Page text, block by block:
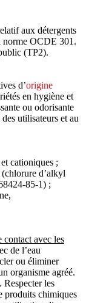
aux détergents
norme OCDE 301.
(TP2).
d’origine
en hygiène et
ou odorisante
utilisateurs et au
cationiques ;
d’alkyl
85-1) ;
contact avec les
de l’eau
ou éliminer
organisme agréé.
Respecter les
produits chimiques